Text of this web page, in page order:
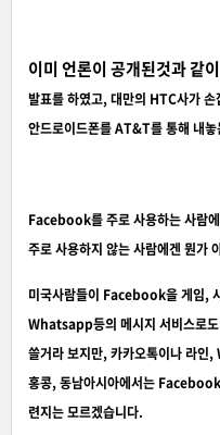
이미 언론이 공개된것과 같
발표를 하였고, 대만의 HTC사가
안드로이드폰를 AT&T를 통해 내
Facebook를 주로 사용하는 사람
주로 사용하지 않는 사람에겐 뭔가
미국사람들이 Facebook을 게임,
Whatsapp등의 메시지 서비스로도
쓸거라 보지만, 카카오톡이나 라
홍콩, 동남아시아에서는
련지는 모르겠습니다.